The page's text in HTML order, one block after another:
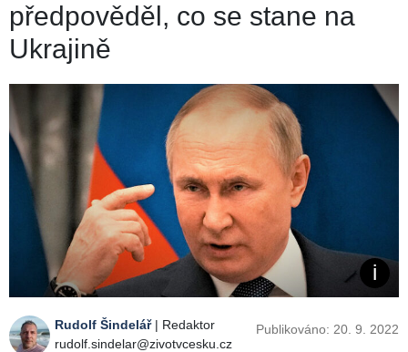
předpověděl, co se stane na
Ukrajině
Rudolf Šindelář| Redaktor
rudolf.sindelar@zivotvcesku.cz
Publikováno: 20. 9. 2022